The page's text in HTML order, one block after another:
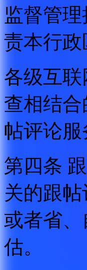
监督管
责本行
各级互
查相结
帖评论服
第四条
关的跟
或者省
估。